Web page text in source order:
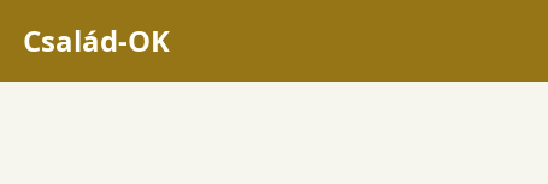
Család-OK